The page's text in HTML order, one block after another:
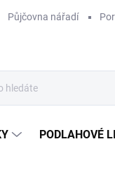
Půjčovna nářadí
PODLAHOVÉ